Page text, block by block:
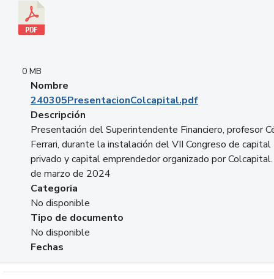
0 MB
Nombre
240305PresentacionColcapital.pdf
Descripción
Presentación del Superintendente Financiero, profesor
Ferrari, durante la instalación del VII Congreso de capital
privado y capital emprendedor organizado por
de marzo de 2024
Categoria
No disponible
Tipo de documento
No disponible
Fechas